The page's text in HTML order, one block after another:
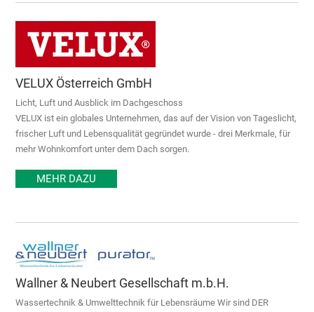
VELUX Österreich GmbH
Licht, Luft und Ausblick im Dachgeschoss
VELUX ist ein globales Unternehmen, das auf der Vision von Tageslicht,
frischer Luft und Lebensqualität gegründet wurde - drei Merkmale, für
mehr Wohnkomfort unter dem Dach sorgen.
MEHR DAZU
Wallner & Neubert Gesellschaft m.b.H.
Wassertechnik & Umwelttechnik für Lebensräume Wir sind DER